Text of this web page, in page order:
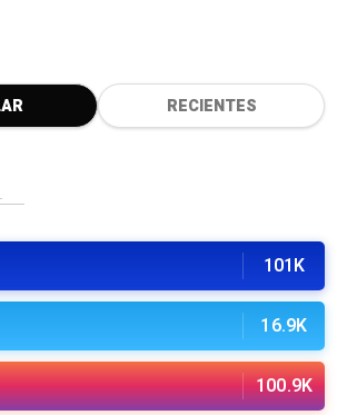
RECIENTES
101K
16.9K
100.9K